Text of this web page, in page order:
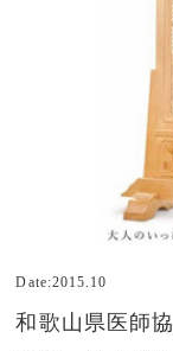
Date:2015.10
和歌山県医師